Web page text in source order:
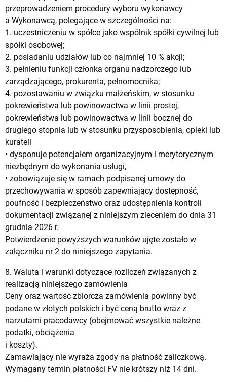
przeprowadzeniem procedury wyboru wykonawcy
a Wykonawcą, polegające w szczególności na:
1. uczestniczeniu w spółce jako wspólnik spółki cywilnej lub
spółki osobowej;
2. posiadaniu udziałów lub co najmniej 10 % akcji;
3. pełnieniu funkcji członka organu nadzorczego lub
zarządzającego, prokurenta, pełnomocnika;
4. pozostawaniu w związku małżeńskim, w stosunku
pokrewieństwa lub powinowactwa w linii prostej,
pokrewieństwa lub powinowactwa w linii bocznej do
drugiego stopnia lub w stosunku przysposobienia, opieki lub
kurateli
• dysponuje potencjałem organizacyjnym i merytorycznym
niezbędnym do wykonania usługi,
• zobowiązuje się w ramach podpisanej umowy do
przechowywania w sposób zapewniający dostępność,
poufność i bezpieczeństwo oraz udostępnienia kontroli
dokumentacji związanej z niniejszym zleceniem do dnia 31
grudnia 2026 r.
Potwierdzenie powyższych warunków ujęte zostało w
załączniku nr 2 do niniejszego zapytania.
8. Waluta i warunki dotyczące rozliczeń związanych z
realizacją niniejszego zamówienia
Ceny oraz wartość zbiorcza zamówienia powinny być
podane w złotych polskich i być ceną brutto wraz z
narzutami pracodawcy (obejmować wszystkie należne
podatki, obciążenia
i koszty).
Zamawiający nie wyraża zgody na płatność zaliczkową.
Wymagany termin płatności FV nie krótszy niż 14 dni.